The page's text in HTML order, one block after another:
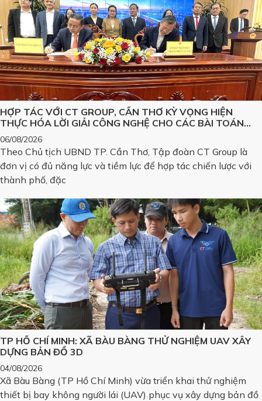
HỢP TÁC VỚI CT GROUP, CẦN THƠ KỲ VỌNG HIỆN
THỰC HÓA LỜI GIẢI CÔNG NGHỆ CHO CÁC BÀI TOÁN
LỚN
06/08/2026
Theo Chủ tịch UBND TP. Cần Thơ, Tập đoàn CT Group là
đơn vị có đủ năng lực và tiềm lực để hợp tác chiến lược với
thành phố, đặc
TP HỒ CHÍ MINH: XÃ BÀU BÀNG THỬ NGHIỆM UAV XÂY
DỰNG BẢN ĐỒ 3D
04/08/2026
Xã Bàu Bàng (TP Hồ Chí Minh) vừa triển khai thử nghiệm
thiết bị bay không người lái (UAV) phục vụ xây dựng bản đồ